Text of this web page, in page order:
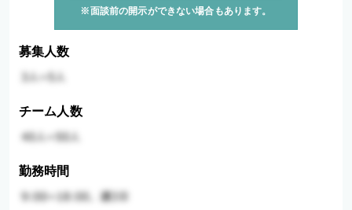
※面談前の開示ができない場合もあります。
募集人数
チーム人数
勤務時間